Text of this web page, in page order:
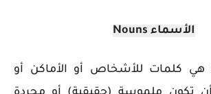
الأسماء Nouns
هي كلمات للأشخاص أو الأماكن أو